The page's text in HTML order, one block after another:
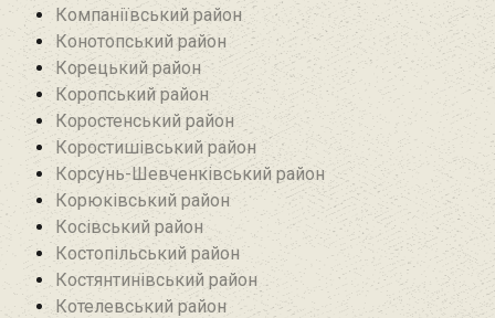
Компаніївський район
Конотопський район
Корецький район
Коропський район
Коростенський район
Коростишівський район‎
Корсунь-Шевченківський район
Корюківський район
Косівський район
Костопільський район
Костянтинівський район‎
Котелевський район